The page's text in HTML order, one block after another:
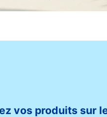
vos produits sur